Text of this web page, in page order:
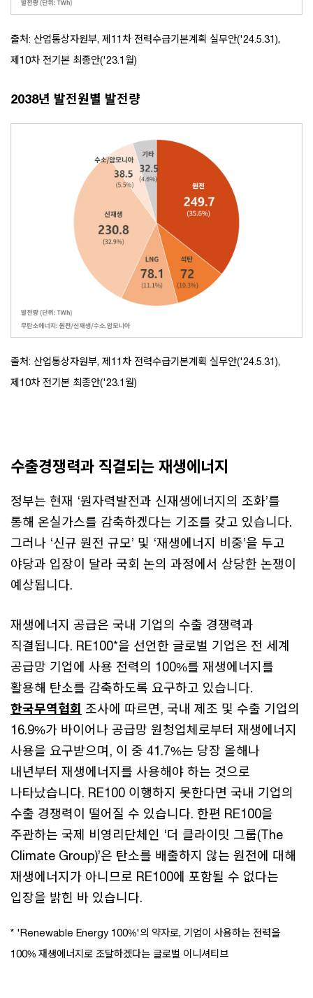
출처: 산업통상자원부, 제11차 전력수급기본계획 실무안('24.5.31),
제10차 전기본 최종안('23.1월)
2038년 발전원별 발전량
출처: 산업통상자원부, 제11차 전력수급기본계획 실무안('24.5.31),
제10차 전기본 최종안('23.1월)
수출경쟁력과 직결되는 재생에너지
정부는 현재 ‘원자력발전과 신재생에너지의 조화’를
통해 온실가스를 감축하겠다는 기조를 갖고 있습니다.
그러나 ‘신규 원전 규모’ 및 ‘재생에너지 비중’을 두고
야당과 입장이 달라 국회 논의 과정에서 상당한 논쟁이
예상됩니다.
재생에너지 공급은 국내 기업의 수출 경쟁력과
직결됩니다. RE100*을 선언한 글로벌 기업은 전 세계
공급망 기업에 사용 전력의 100%를 재생에너지를
활용해 탄소를 감축하도록 요구하고 있습니다.
한국무역협회 조사에 따르면, 국내 제조 및 수출 기업의
16.9%가 바이어나 공급망 원청업체로부터 재생에너지
사용을 요구받으며, 이 중 41.7%는 당장 올해나
내년부터 재생에너지를 사용해야 하는 것으로
나타났습니다. RE100 이행하지 못한다면 국내 기업의
수출 경쟁력이 떨어질 수 있습니다. 한편 RE100을
주관하는 국제 비영리단체인 ‘더 클라이밋 그룹(The
Climate Group)’은 탄소를 배출하지 않는 원전에 대해
재생에너지가 아니므로 RE100에 포함될 수 없다는
입장을 밝힌 바 있습니다.
* 'Renewable Energy 100%'의 약자로, 기업이 사용하는 전력을
100% 재생에너지로 조달하겠다는 글로벌 이니셔티브